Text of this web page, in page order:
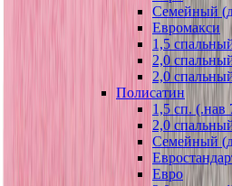
Семейный
Евромакси
1,5
2,0
2,0
Полисатин
1,5 сп.
2,0
Семейный
Евро